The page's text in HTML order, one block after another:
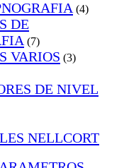
(4)
DE
(7)
VARIOS (3)
DE NIVEL
NELLCORT